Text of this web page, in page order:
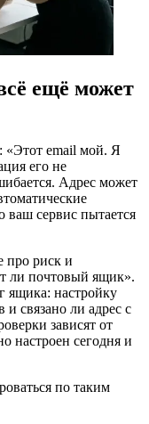
ещё может
«Этот email мой. Я
его не
Адрес может
ваш сервис пытается
про риск и
ли почтовый ящик».
ящика: настройку
и связано ли адрес с
зависят от
настроен сегодня и
по таким